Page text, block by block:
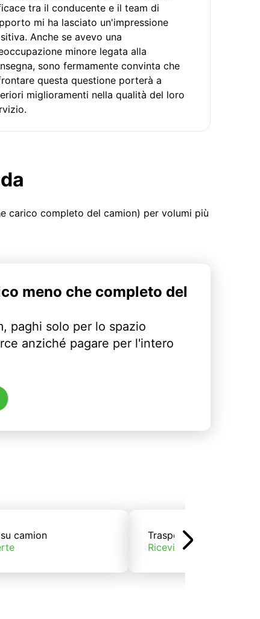
tra il conducente e il team di
mi ha lasciato un'impressione
Anche se avevo una
minore legata alla
sono fermamente convinta che
questa questione porterà a
miglioramenti nella qualità del loro
carico completo del camion) per volumi più
meno che completo del
paghi solo per lo spazio
anziché pagare per l'intero
camion
Trasporto su treno
Ricevi offerte